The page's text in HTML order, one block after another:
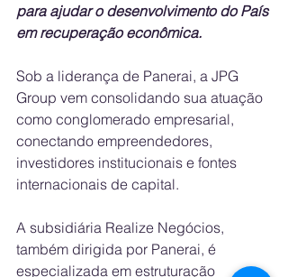
para ajudar o desenvolvimento do País
em recuperação econômica.
Sob a liderança de Panerai, a JPG
Group vem consolidando sua atuação
como conglomerado empresarial,
conectando empreendedores,
investidores institucionais e fontes
internacionais de capital.
A subsidiária Realize Negócios,
também dirigida por Panerai, é
especializada em estruturação